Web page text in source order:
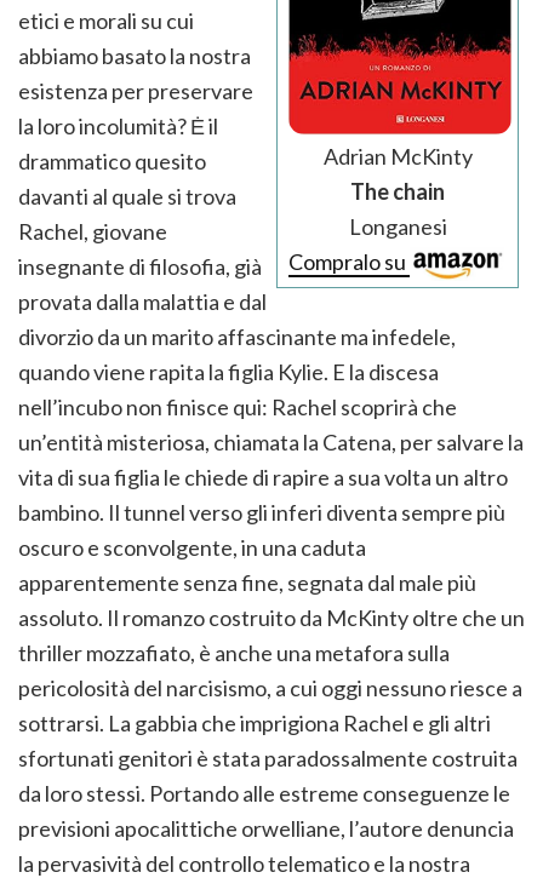
Adrian McKinty
The chain
Longanesi
Compralo su
etici e morali su cui
abbiamo basato la nostra
esistenza per preservare
la loro incolumità? Ė il
drammatico quesito
davanti al quale si trova
Rachel, giovane
insegnante di filosofia, già
provata dalla malattia e dal
divorzio da un marito affascinante ma infedele,
quando viene rapita la figlia Kylie. E la discesa
nell’incubo non finisce qui: Rachel scoprirà che
un’entità misteriosa, chiamata la Catena, per salvare la
vita di sua figlia le chiede di rapire a sua volta un altro
bambino. Il tunnel verso gli inferi diventa sempre più
oscuro e sconvolgente, in una caduta
apparentemente senza fine, segnata dal male più
assoluto. Il romanzo costruito da McKinty oltre che un
thriller mozzafiato, è anche una metafora sulla
pericolosità del narcisismo, a cui oggi nessuno riesce a
sottrarsi. La gabbia che imprigiona Rachel e gli altri
sfortunati genitori è stata paradossalmente costruita
da loro stessi. Portando alle estreme conseguenze le
previsioni apocalittiche orwelliane, l’autore denuncia
la pervasività del controllo telematico e la nostra